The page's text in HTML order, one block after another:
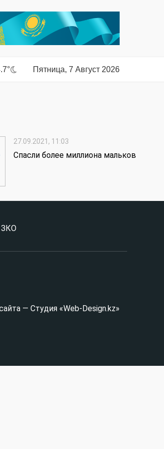
Пятница, 7 Август 2026
27.09.2021, 11:03
Спасли более миллиона мальков
— Студия «Web-Design.kz»